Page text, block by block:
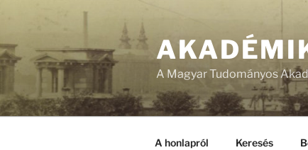
A Magyar Tudományos
A honlapról Keresés